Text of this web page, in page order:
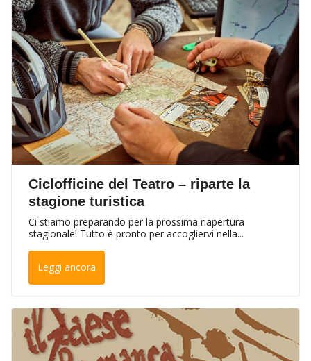
Ciclofficine del Teatro – riparte la
stagione turistica
Ci stiamo preparando per la prossima riapertura
stagionale! Tutto è pronto per accogliervi nella...
Leggi ancora